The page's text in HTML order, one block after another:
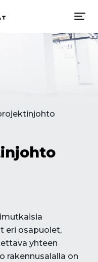
eri osapuolet,
yhteen
rakennusalalla on